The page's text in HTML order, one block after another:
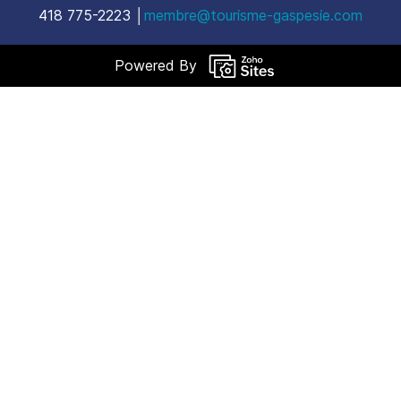
​418 775-2223 │ membre@tourisme-gaspesie.com
Powered By